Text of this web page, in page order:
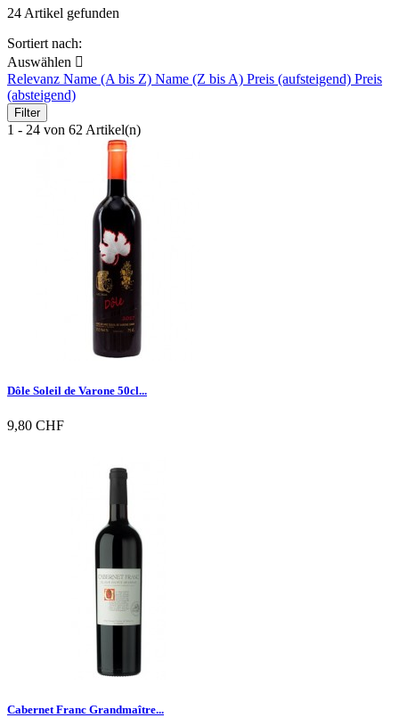
24 Artikel gefunden
Sortiert nach:
Auswählen 
Relevanz Name (A bis Z) Name (Z bis A) Preis (aufsteigend) Preis
(absteigend)
Filter
1 - 24 von 62 Artikel(n)
Dôle Soleil de Varone 50cl...
9,80 CHF
Cabernet Franc Grandmaître...